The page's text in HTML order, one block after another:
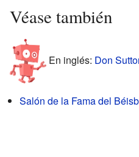
Véase también
En inglés: Don
Salón de la Fama del